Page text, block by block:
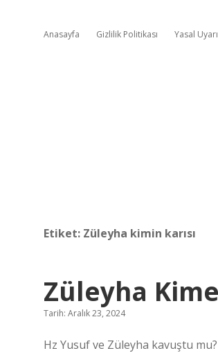
Anasayfa Gizlilik Politikası Yasal Uyarı
Etiket: Züleyha kimin karısı
Züleyha
Tarih: Aralık 23, 2024
Hz Yusuf ve Züleyha kavuştu